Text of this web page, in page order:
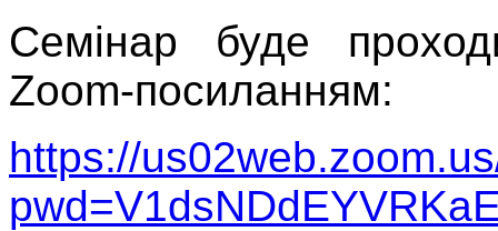
Семінар буде
Zoom-посиланням:
https://